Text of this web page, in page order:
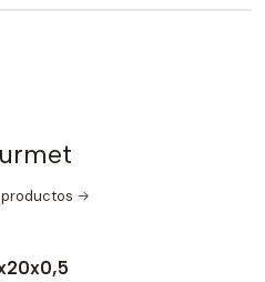
productos